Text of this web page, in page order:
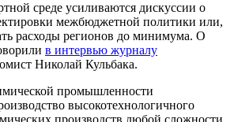
среде усиливаются дискуссии о
межбюджетной политики или,
расходы регионов до минимума. О
в интервью журналу
Николай Кульбака.
промышленности
высокотехнологичного